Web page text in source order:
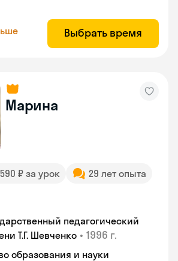
Выбрать время
Марина
₽ за урок
29 лет опыта
педагогический
Т.Г. Шевченко • 1996 г.
образования и науки